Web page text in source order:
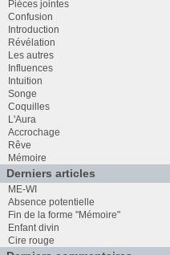
Pièces jointes
Confusion
Introduction
Révélation
Les autres
Influences
Intuition
Songe
Coquilles
L'Aura
Accrochage
Rêve
Mémoire
Derniers articles
ME-WI
Absence potentielle
Fin de la forme "Mémoire"
Enfant divin
Cire rouge